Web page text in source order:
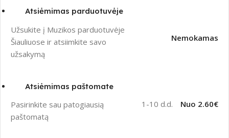
Atsiėmimas parduotuvėje
Užsukite į Muzikos parduotuvėje
Šiauliuose ir atsiimkite savo
užsakymą
Nemokamas
Atsiėmimas paštomate
Pasirinkite sau patogiausią
paštomatą
1-10 d.d. Nuo 2.60€